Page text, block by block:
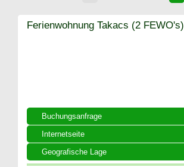
Buchungsanfrage
Internetseite
Geografische Lage
Ferienwohnung Takacs (2 FEWO's)